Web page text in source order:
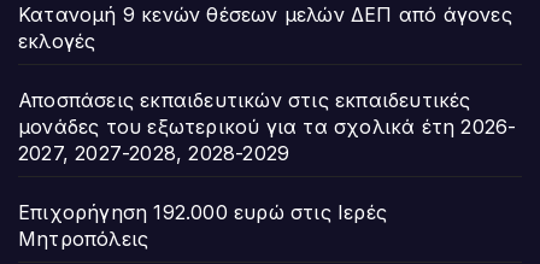
Κατανομή 9 κενών θέσεων μελών ΔΕΠ από άγονες
εκλογές
Αποσπάσεις εκπαιδευτικών στις εκπαιδευτικές
μονάδες του εξωτερικού για τα σχολικά έτη 2026-
2027, 2027-2028, 2028-2029
Επιχορήγηση 192.000 ευρώ στις Ιερές
Μητροπόλεις